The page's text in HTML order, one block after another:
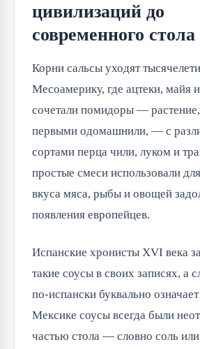
цивилизаций до
современного стола
Корни сальсы уходят
Месоамерику, где ацтеки, майя
сочетали помидоры —
первыми одомашнили, — с
сортами перца чили, луком и
простые смеси использовали
вкуса мяса, рыбы и овощей
появления европейцев.
Испанские хронисты XVI века
такие соусы в своих записях, а
по-испански буквально
Мексике соусы всегда были
частью стола — словно соль